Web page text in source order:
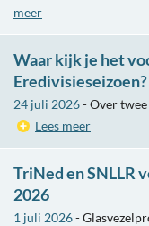
meer
Waar kijk je het
Eredivisieseizoen?
24 juli 2026- Over
Lees meer
TriNed en SNLLR
2026
1 juli 2026-